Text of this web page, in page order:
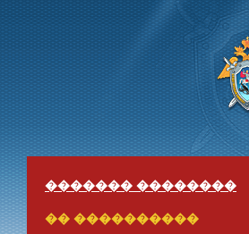
������� ��������
�� ����������